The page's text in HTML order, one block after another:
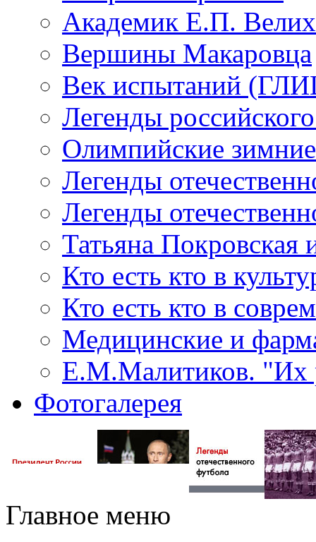
Академик Е.П.
Вершины Макаровца
Век испытаний
Легенды
Олимпийские
Легенды
Легенды
Татьяна Покровская
Кто есть кто в
Кто есть кто в
Медицинские и
Е.М.Малитиков. "Их
Фотогалерея
Главное меню